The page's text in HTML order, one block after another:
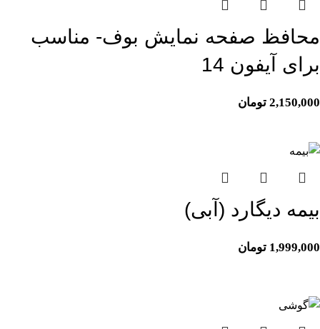
محافظ صفحه نمایش بوف- مناسب
برای آیفون 14
2,150,000 تومان
بیمه دیگارد (آبی)
1,999,000 تومان